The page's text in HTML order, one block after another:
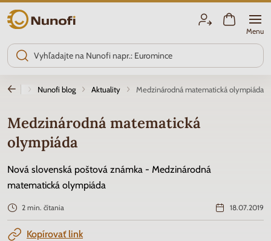
Nunofi.sk
Menu
Úvod Nunofi blog Aktuality Medzinárodná matematická olympiáda
Medzinárodná matematická
olympiáda
Nová slovenská poštová známka - Medzinárodná
matematická olympiáda
2 min. čítania 18.07.2019
Kopírovať link